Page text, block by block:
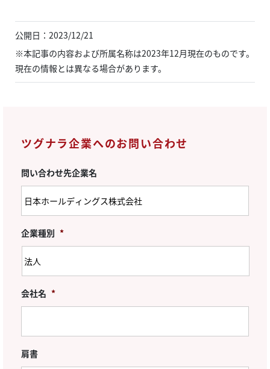
公開日：2023/12/21
※本記事の内容および所属名称は2023年12月現在のものです。
現在の情報とは異なる場合があります。
ツグナラ企業へのお問い合わせ
問い合わせ先企業名
企業種別 *
会社名 *
肩書